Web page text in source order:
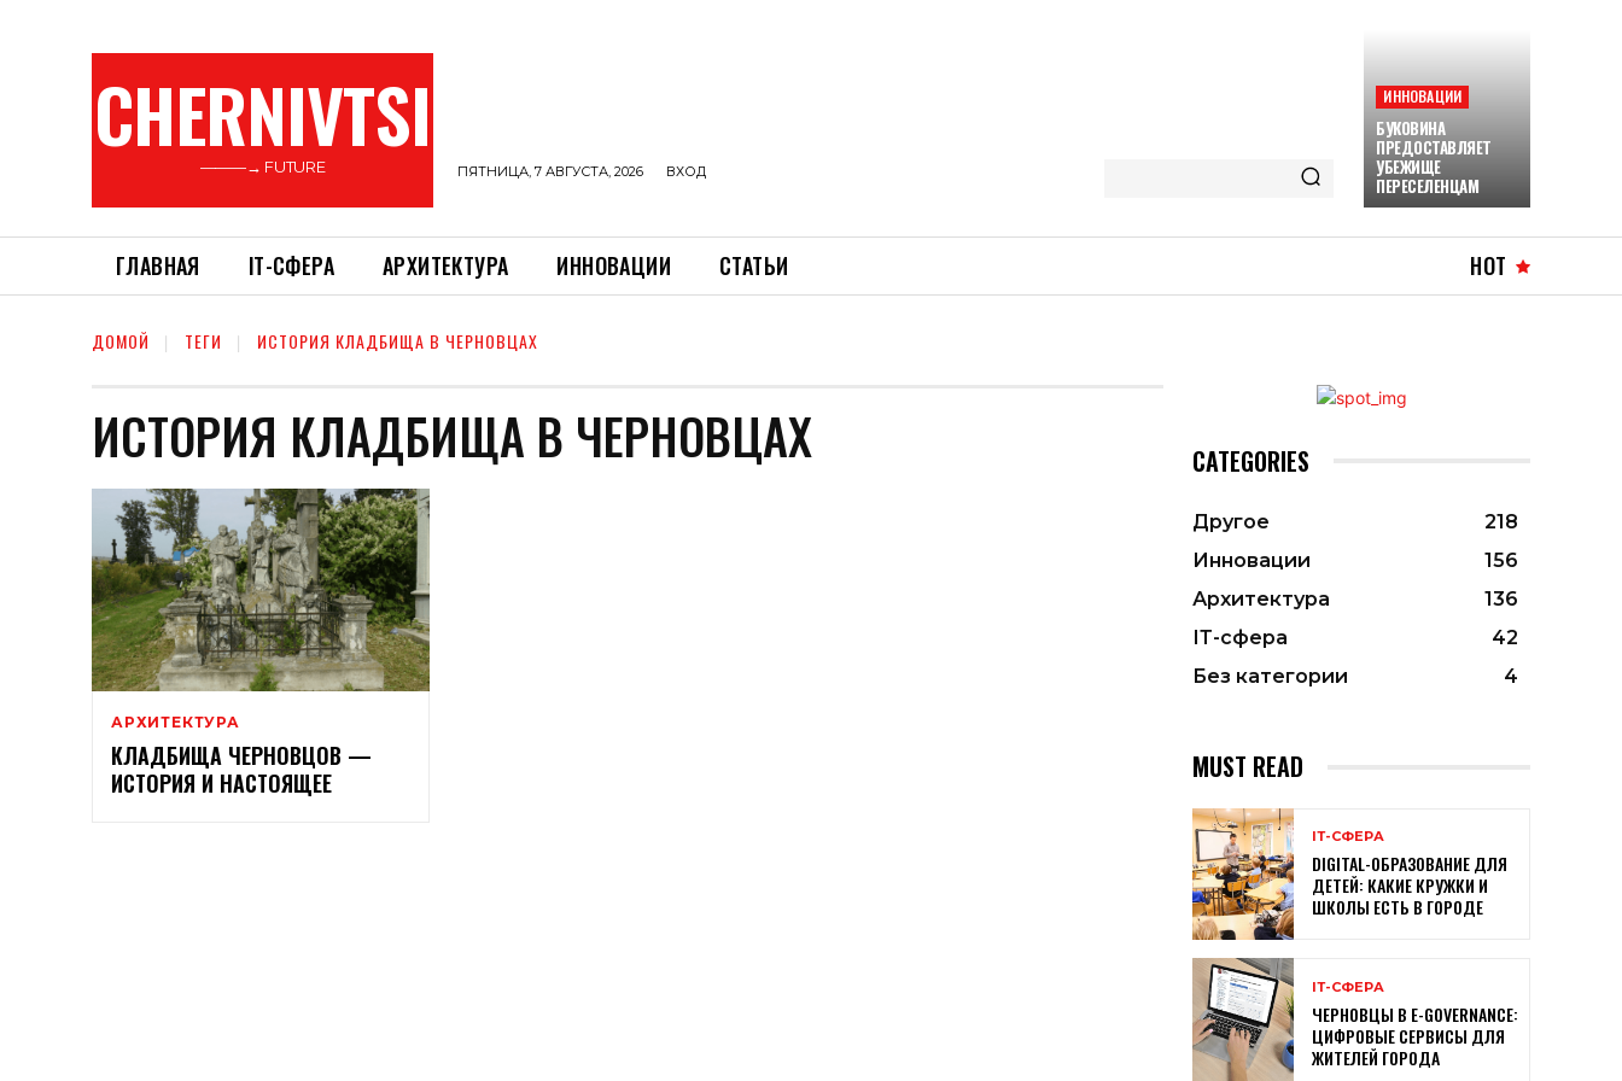
CHERNIVTSI
———→ FUTURE ПЯТНИЦА, 7 АВГУСТА, 2026 ВХОД
ИННОВАЦИИ
БУКОВИНА
ПРЕДОСТАВЛЯЕТ
УБЕЖИЩЕ
ПЕРЕСЕЛЕНЦАМ
ГЛАВНАЯ ІТ-СФЕРА АРХИТЕКТУРА ИННОВАЦИИ СТАТЬИ HOT
ДОМОЙ ТЕГИ ИСТОРИЯ КЛАДБИЩА В ЧЕРНОВЦАХ
ИСТОРИЯ КЛАДБИЩА В ЧЕРНОВЦАХ
АРХИТЕКТУРА
КЛАДБИЩА ЧЕРНОВЦОВ —
ИСТОРИЯ И НАСТОЯЩЕЕ
CATEGORIES
Другое
218
Инновации
156
Архитектура
136
ІТ-сфера
42
Без категории
4
MUST READ
ІТ-СФЕРА
DIGITAL-ОБРАЗОВАНИЕ ДЛЯ
ДЕТЕЙ: КАКИЕ КРУЖКИ И
ШКОЛЫ ЕСТЬ В ГОРОДЕ
ІТ-СФЕРА
ЧЕРНОВЦЫ В E-GOVERNANCE:
ЦИФРОВЫЕ СЕРВИСЫ ДЛЯ
ЖИТЕЛЕЙ ГОРОДА